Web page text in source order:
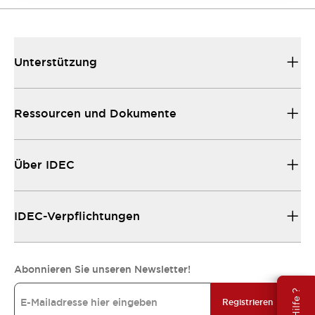
Unterstützung
Ressourcen und Dokumente
Über IDEC
IDEC-Verpflichtungen
Abonnieren Sie unseren Newsletter!
Registrieren